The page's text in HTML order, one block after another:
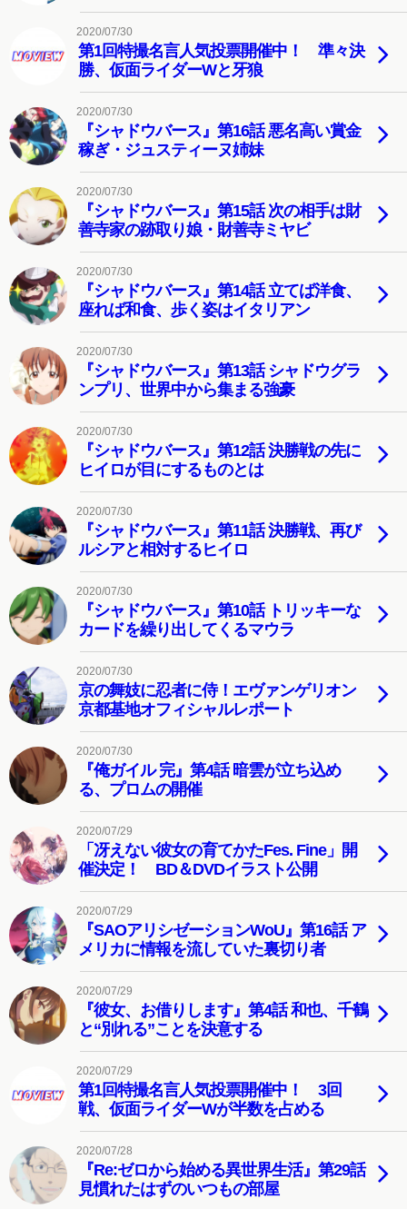
2020/07/30
第1回特撮名言人気投票開催中！ 準々決
勝、仮面ライダーWと牙狼
2020/07/30
『シャドウバース』第16話 悪名高い賞金
稼ぎ・ジュスティーヌ姉妹
2020/07/30
『シャドウバース』第15話 次の相手は財
善寺家の跡取り娘・財善寺ミヤビ
2020/07/30
『シャドウバース』第14話 立てば洋食、
座れば和食、歩く姿はイタリアン
2020/07/30
『シャドウバース』第13話 シャドウグラ
ンプリ、世界中から集まる強豪
2020/07/30
『シャドウバース』第12話 決勝戦の先に
ヒイロが目にするものとは
2020/07/30
『シャドウバース』第11話 決勝戦、再び
ルシアと相対するヒイロ
2020/07/30
『シャドウバース』第10話 トリッキーな
カードを繰り出してくるマウラ
2020/07/30
京の舞妓に忍者に侍！エヴァンゲリオン
京都基地オフィシャルレポート
2020/07/30
『俺ガイル 完』第4話 暗雲が立ち込め
る、プロムの開催
2020/07/29
「冴えない彼女の育てかたFes. Fine」開
催決定！ BD＆DVDイラスト公開
2020/07/29
『SAOアリシゼーションWoU』第16話 ア
メリカに情報を流していた裏切り者
2020/07/29
『彼女、お借りします』第4話 和也、千鶴
と“別れる”ことを決意する
2020/07/29
第1回特撮名言人気投票開催中！ 3回
戦、仮面ライダーWが半数を占める
2020/07/28
『Re:ゼロから始める異世界生活』第29話
見慣れたはずのいつもの部屋